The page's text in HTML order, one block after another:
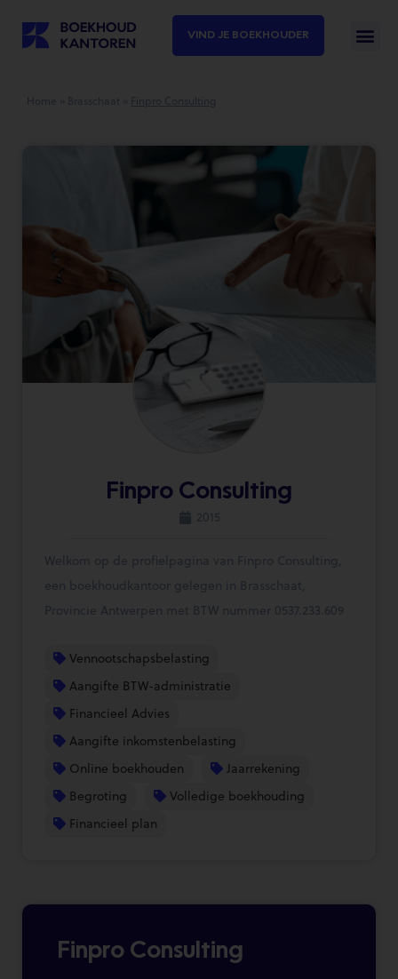
VIND JE BOEKHOUDER
Finpro Consulting
2015
Welkom op de profielpagina van Finpro Consulting,
een boekhoudkantoor gelegen in Brasschaat,
Provincie Antwerpen met BTW nummer 0537.233.609
Vennootschapsbelasting
Aangifte BTW-administratie
Financieel Advies
Aangifte inkomstenbelasting
Online boekhouden
Jaarrekening
Begroting
Volledige boekhouding
Financieel plan
Finpro Consulting